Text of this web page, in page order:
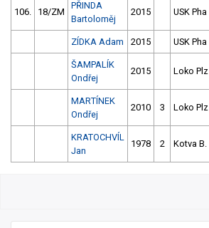
106. 18/ZM
PŘINDA
Bartoloměj
2015 USK Pha
ZÍDKA Adam 2015 USK Pha
ŠAMPALÍK
Ondřej
2015 Loko Plz
MARTÍNEK
Ondřej
2010 3 Loko Plz
KRATOCHVÍL
Jan
1978 2 Kotva B.
veteránů